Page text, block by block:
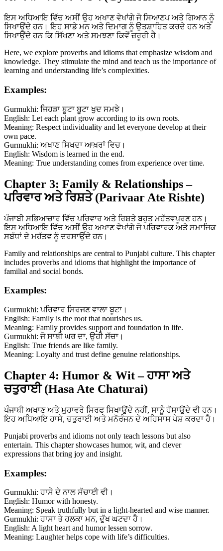
ਇਸ ਅਧਿਆਇ ਵਿੱਚ ਅਸੀਂ ਉਹ ਅਖਾਣ ਵੇਖਾਂਗੇ ਜੋ ਸਿਆਣਪ ਅਤੇ ਗਿਆਨ ਨੂੰ
ਸਿਖਾਉਂਦੇ ਹਨ। ਇਹ ਸਾਡੇ ਮਨ ਅਤੇ ਦਿਮਾਗ ਨੂੰ ਉਤਸ਼ਾਹਿਤ ਕਰਦੇ ਹਨ ਅਤੇ
ਸਿਖਾਉਂਦੇ ਹਨ ਕਿ ਸਿੱਖਣਾ ਅਤੇ ਸਮਝਣਾ ਕਿਵੇਂ ਜ਼ਰੂਰੀ ਹੈ।
Here, we explore proverbs and idioms that emphasize wisdom and
knowledge. They stimulate the mind and teach us the importance of
learning and understanding life’s complexities.
Examples:
Gurmukhi: ਜਿਹੜਾ ਬੂਟਾ ਬੂਟਾ ਖੁਦ ਸਮਝੇ।
English: Let each plant grow according to its own roots.
Meaning: Respect individuality and let everyone develop at their
own pace.
Gurmukhi: ਅਖਾਣ ਸਿਖਦਾ ਆਖ਼ਰਾਂ ਵਿਚ।
English: Wisdom is learned in the end.
Meaning: True understanding comes from experience over time.
Chapter 3: Family & Relationships –
ਪਰਿਵਾਰ ਅਤੇ ਰਿਸ਼ਤੇ (Parivaar Ate Rishte)
ਪੰਜਾਬੀ ਸਭਿਆਚਾਰ ਵਿੱਚ ਪਰਿਵਾਰ ਅਤੇ ਰਿਸ਼ਤੇ ਬਹੁਤ ਮਹੱਤਵਪੂਰਣ ਹਨ।
ਇਸ ਅਧਿਆਇ ਵਿੱਚ ਅਸੀਂ ਉਹ ਅਖਾਣ ਵੇਖਾਂਗੇ ਜੋ ਪਰਿਵਾਰਕ ਅਤੇ ਸਮਾਜਿਕ
ਸਬੰਧਾਂ ਦੇ ਮਹੱਤਵ ਨੂੰ ਦਰਸਾਉਂਦੇ ਹਨ।
Family and relationships are central to Punjabi culture. This chapter
includes proverbs and idioms that highlight the importance of
familial and social bonds.
Examples:
Gurmukhi: ਪਰਿਵਾਰ ਸਿਰਜਣ ਵਾਲਾ ਬੂਟਾ।
English: Family is the root that nourishes us.
Meaning: Family provides support and foundation in life.
Gurmukhi: ਜੋ ਸਾਥੀ ਘਰ ਦਾ, ਉਹੀ ਸੱਚਾ।
English: True friends are like family.
Meaning: Loyalty and trust define genuine relationships.
Chapter 4: Humor & Wit – ਹਾਸਾ ਅਤੇ
ਚਤੁਰਾਈ (Hasa Ate Chaturai)
ਪੰਜਾਬੀ ਅਖਾਣ ਅਤੇ ਮੁਹਾਵਰੇ ਸਿਰਫ ਸਿਖਾਉਂਦੇ ਨਹੀਂ, ਸਾਨੂੰ ਹੱਸਾਉਂਦੇ ਵੀ ਹਨ।
ਇਹ ਅਧਿਆਇ ਹਾਸੇ, ਚਤੁਰਾਈ ਅਤੇ ਮਨੋਰੰਜਨ ਦੇ ਅਹਿਸਾਸ ਪੇਸ਼ ਕਰਦਾ ਹੈ।
Punjabi proverbs and idioms not only teach lessons but also
entertain. This chapter showcases humor, wit, and clever
expressions that bring joy and insight.
Examples:
Gurmukhi: ਹਾਸੇ ਦੇ ਨਾਲ ਸੱਚਾਈ ਵੀ।
English: Humor with honesty.
Meaning: Speak truthfully but in a light-hearted and wise manner.
Gurmukhi: ਹਾਸਾ ਤੇ ਹਲਕਾ ਮਨ, ਦੁੱਖ ਘਟਦਾ ਹੈ।
English: A light heart and humor lessen sorrow.
Meaning: Laughter helps cope with life’s difficulties.